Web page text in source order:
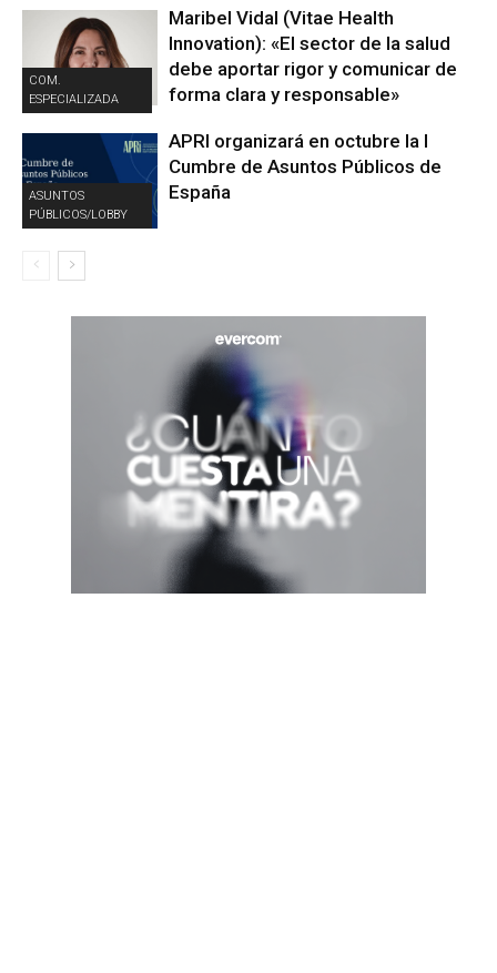
COM.
ESPECIALIZADA
Maribel Vidal (Vitae Health
Innovation): «El sector de la salud
debe aportar rigor y comunicar de
forma clara y responsable»
ASUNTOS
PÚBLICOS/LOBBY
APRI organizará en octubre la I
Cumbre de Asuntos Públicos de
España